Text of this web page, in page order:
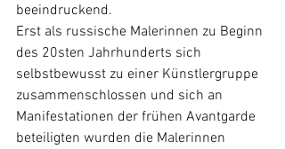
beeindruckend.
Erst als russische Malerinnen zu Beginn
des 20sten Jahrhunderts sich
selbstbewusst zu einer Künstlergruppe
zusammenschlossen und sich an
Manifestationen der frühen Avantgarde
beteiligten wurden die Malerinnen